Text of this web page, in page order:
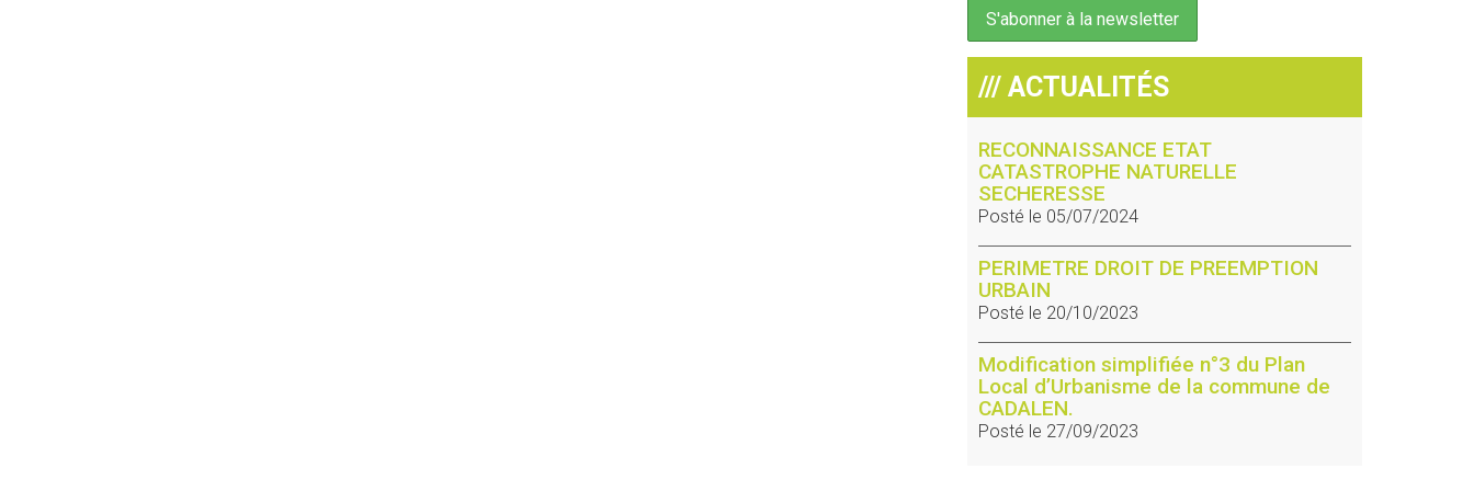
/// ACTUALITÉS
RECONNAISSANCE ETAT
CATASTROPHE NATURELLE
SECHERESSE
Posté le 05/07/2024
PERIMETRE DROIT DE PREEMPTION
URBAIN
Posté le 20/10/2023
Modification simplifiée n°3 du Plan
Local d’Urbanisme de la commune de
CADALEN.
Posté le 27/09/2023